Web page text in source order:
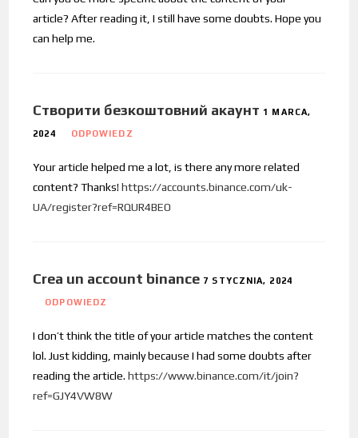
article? After reading it, I still have some doubts. Hope you
can help me.
Створити безкоштовний акаунт 1 MARCA,
2024 ODPOWIEDZ
Your article helped me a lot, is there any more related
content? Thanks!https://accounts.binance.com/uk-
UA/register?ref=RQUR4BEO
Crea un account binance 7 STYCZNIA, 2024
ODPOWIEDZ
I don’t think the title of your article matches the content
lol. Just kidding, mainly because I had some doubts after
reading the article.https://www.binance.com/it/join?
ref=GJY4VW8W